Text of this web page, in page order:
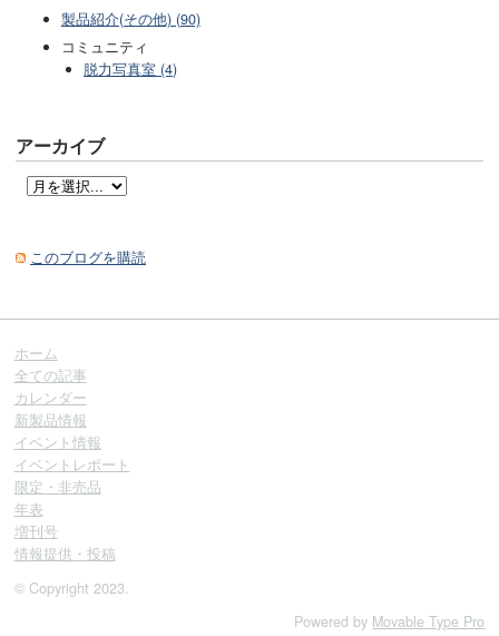
製品紹介(その他) (90)
コミュニティ
脱力写真室 (4)
アーカイブ
このブログを購読
ホーム
全ての記事
カレンダー
新製品情報
イベント情報
イベントレポート
限定・非売品
年表
増刊号
情報提供・投稿
© Copyright 2023.
Powered by Movable Type Pro